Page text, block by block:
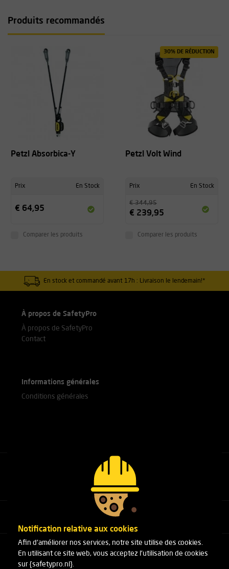
Produits recommandés
Petzl Absorbica-Y
Prix En Stock
€ 64,95
Comparer les produits
30% DE RÉDUCTION
Petzl Volt Wind
Prix En Stock
€ 344,95
€ 239,95
Comparer les produits
En stock et commandé avant 17h : Livraison le lendemain!*
À propos de SafetyPro
À propos de SafetyPro
Contact
Informations générales
Conditions générales
Appelez nos experts
+31(0)76 751 25 18
Arduinstraat 20
4827 HK Breda
Téléphone: +31(0)76 751 25 18
Notification relative aux cookies
Afin d'améliorer nos services, notre site utilise des cookies.
En utilisant ce site web, vous acceptez l'utilisation de cookies
sur {safetypro.nl}.